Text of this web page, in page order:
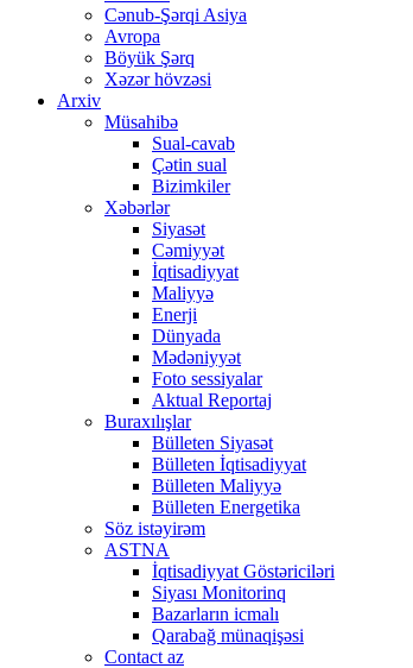
Cənub-Şərqi Asiya
Avropa
Böyük Şərq
Xəzər hövzəsi
Arxiv
Müsahibə
Sual-cavab
Çətin sual
Bizimkiler
Xəbərlər
Siyasət
Cəmiyyət
İqtisadiyyat
Maliyyə
Enerji
Dünyada
Mədəniyyət
Foto sessiyalar
Aktual Reportaj
Buraxılışlar
Bülleten Siyasət
Bülleten İqtisadiyyat
Bülleten Maliyyə
Bülleten Energetika
Söz istəyirəm
ASTNA
İqtisadiyyat Göstəriciləri
Siyası Monitorinq
Bazarların icmalı
Qarabağ münaqişəsi
Contact az